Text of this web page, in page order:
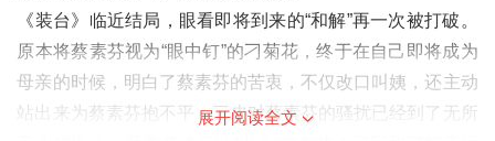
《装台》临近结局，眼看即将到来的“和解”再一次被打破。
原本将蔡素芬视为“眼中钉”的刁菊花，终于在自己即将成为
母亲的时候，明白了蔡素芬的苦衷，不仅改口叫姨，还主动
站出来为蔡素芬抱不平；三皮对蔡素芬的骚扰已经到了无所
展开阅读全文